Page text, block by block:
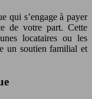
qui s’engage à payer
de votre part. Cette
locataires ou les
un soutien familial et